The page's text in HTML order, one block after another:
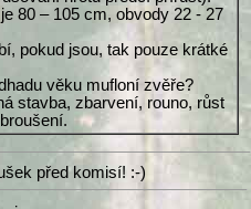
80 – 105 cm, obvody 22 - 27
pokud jsou, tak pouze krátké
věku mufloní zvěře?
stavba, zbarvení, rouno, růst
před komisí! :-)